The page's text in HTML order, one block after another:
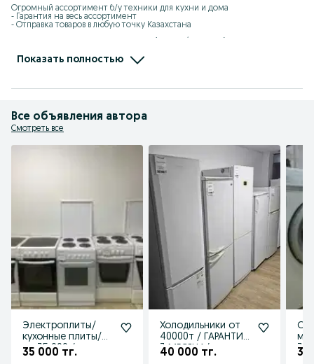
Огромный ассортимент б/у техники для кухни и дома
- Гарантия на весь ассортимент
- Отправка товаров в любую точку Казахстана
• ул. Сатпаева 29, 2й этаж, бутик № 29
Показать полностью
Все объявления автора
Смотреть все
Электроплиты/
кухонные плиты/
от 35 000 / c
35 000 тг.
Холодильники от
40000т / ГАРАНТИЯ
3 МЕСЯЦА/
40 000 тг. 30